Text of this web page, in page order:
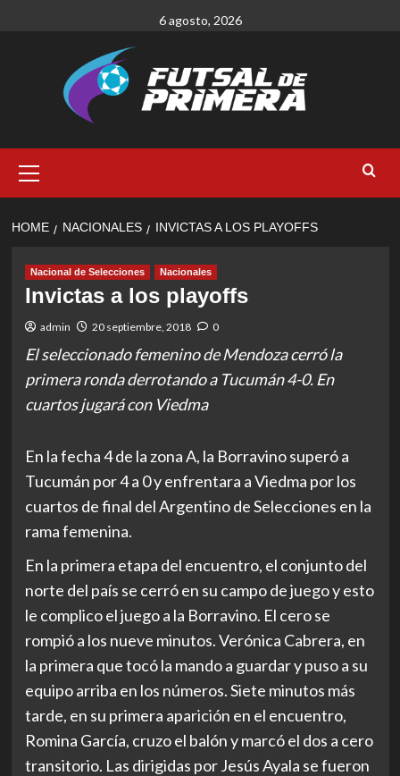
6 agosto, 2026
Menu
HOME NACIONALES INVICTAS A LOS PLAYOFFS
Nacional de Selecciones Nacionales
Invictas a los playoffs
admin 20 septiembre, 2018 0
El seleccionado femenino de Mendoza cerró la
primera ronda derrotando a Tucumán 4-0. En
cuartos jugará con Viedma
En la fecha 4 de la zona A, la Borravino superó a
Tucumán por 4 a 0 y enfrentara a Viedma por los
cuartos de final del Argentino de Selecciones en la
rama femenina.
En la primera etapa del encuentro, el conjunto del
norte del país se cerró en su campo de juego y esto
le complico el juego a la Borravino. El cero se
rompió a los nueve minutos. Verónica Cabrera, en
la primera que tocó la mando a guardar y puso a su
equipo arriba en los números. Siete minutos más
tarde, en su primera aparición en el encuentro,
Romina García, cruzo el balón y marcó el dos a cero
transitorio. Las dirigidas por Jesús Ayala se fueron